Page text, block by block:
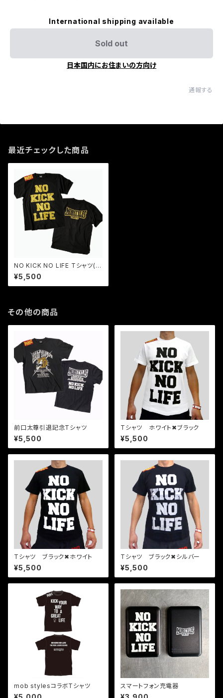
International shipping available
Sold out
日本国内にお住まいの方向け
通報する
最近チェックした商品
NO KICK NO LIFE Tシャツ(ゴ
ールド)
¥5,500
その他の商品
前口太尊引退記念Tシャツ
¥5,500
Tシャツ ホワイト✖︎ブラック
¥5,500
Tシャツ ブラック✖︎ホワイト
¥5,500
Tシャツ ブラック✖︎シルバー
¥5,500
mob stylesコラボTシャツ スマートフォン充電器